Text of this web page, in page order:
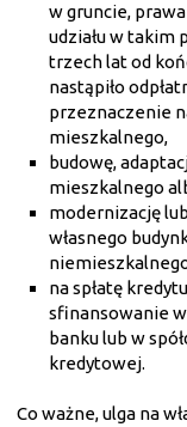
w gruncie,
udziału w takim
trzech lat od
nastąpiło
przeznaczenie
mieszkalnego,
budowę,
mieszkalnego
modernizację
własnego
na spłatę
sfinansowanie
banku lub w
kredytowej.
Co ważne, ulga na